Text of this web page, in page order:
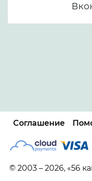
Соглашение
© 2003 – 2026, «56